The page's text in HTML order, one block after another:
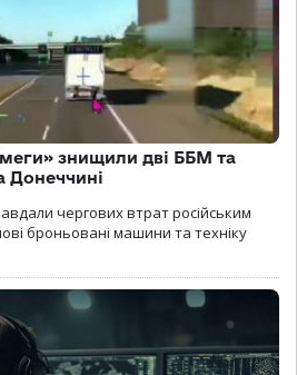
знищили дві ББМ та
Донеччині
завдали чергових втрат російським
броньовані машини та техніку